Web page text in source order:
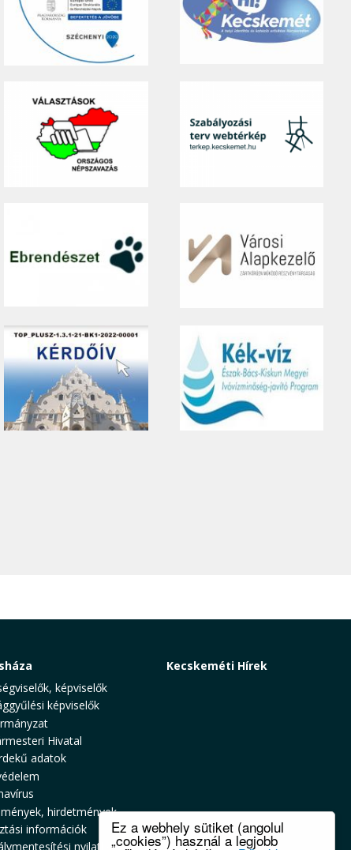
Ez a webhely sütiket (angolul
„cookies”) használ a legjobb
képviselők
képviselők
Hivatal
adatok
hirdetmények
információk
nyilatkozat
Kecskeméti Hírek